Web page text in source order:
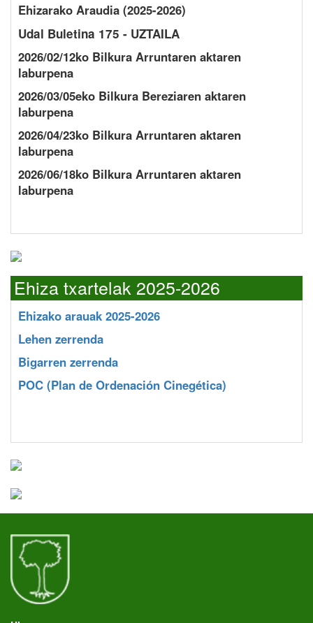
Ehizarako Araudia (2025-2026)
Udal Buletina 175 - UZTAILA
2026/02/12ko Bilkura Arruntaren aktaren
laburpena
2026/03/05eko Bilkura Bereziaren aktaren
laburpena
2026/04/23ko Bilkura Arruntaren aktaren
laburpena
2026/06/18ko Bilkura Arruntaren aktaren
laburpena
Ehiza txartelak 2025-2026
Ehizako arauak 2025-2026
Lehen zerrenda
Bigarren zerrenda
POC (Plan de Ordenación Cinegética)